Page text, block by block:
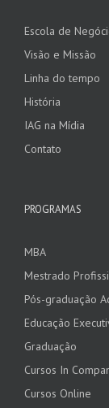
Escola de
Visão e Missão
Linha do tempo
História
IAG na Mídia
Contato
PROGRAMAS
MBA
Mestrado
Pós-graduação
Educação
Graduação
Cursos In
Cursos Online